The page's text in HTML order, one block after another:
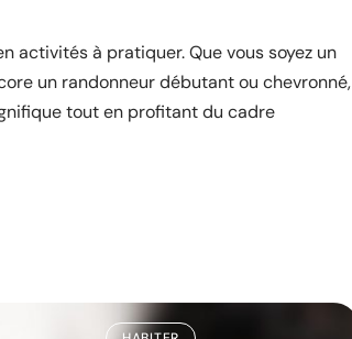
activités à pratiquer. Que vous soyez un
un randonneur débutant ou chevronné,
tout en profitant du cadre